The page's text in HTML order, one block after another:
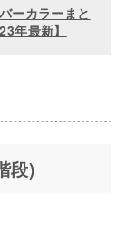
ーカラーまと
年最新】
段)